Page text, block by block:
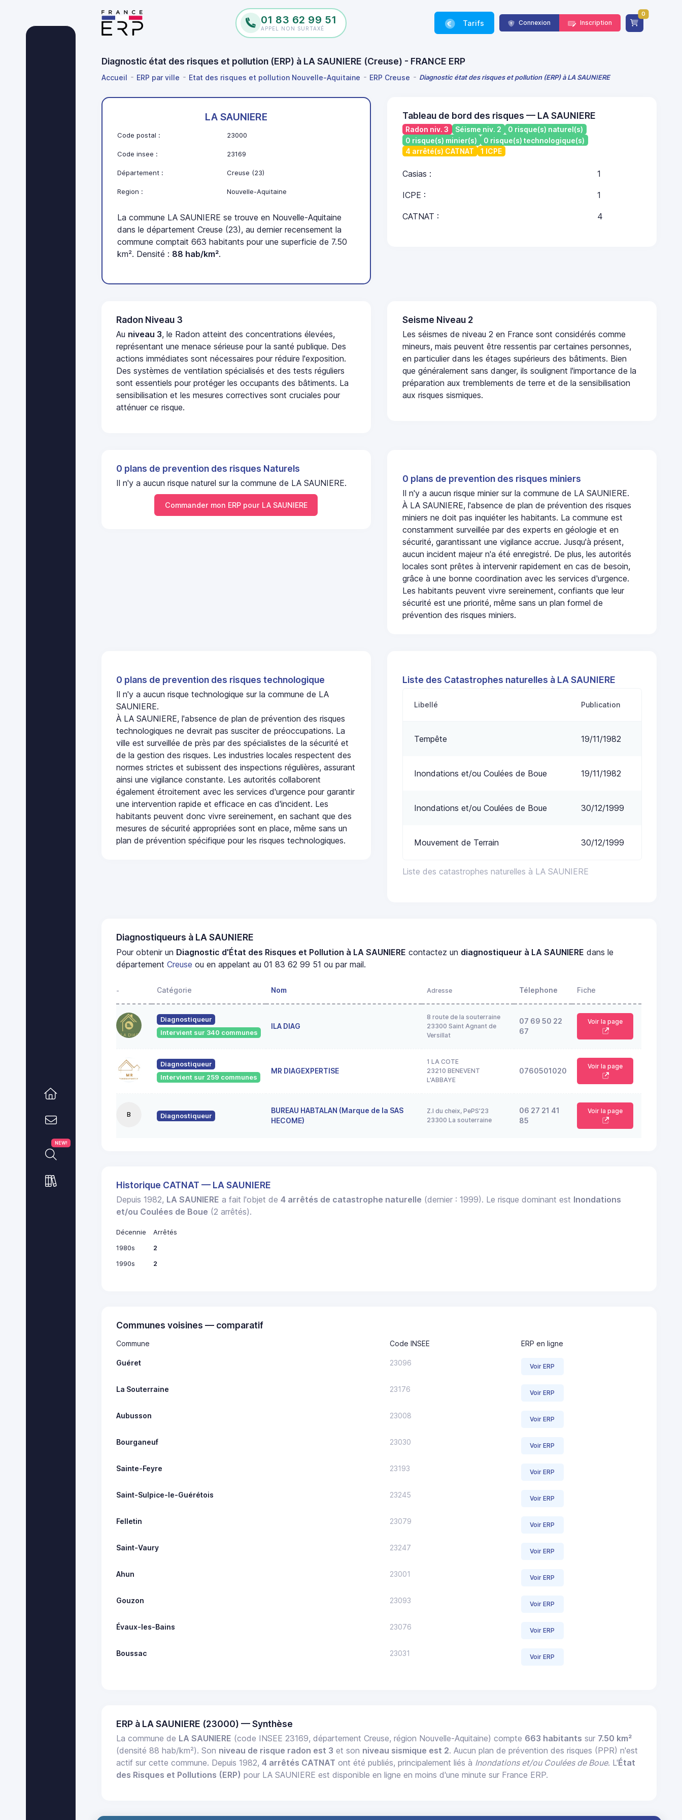
01 83 62 99 51
APPEL NON SURTAXÉ
Tarifs Connexion Inscription
0
Diagnostic état des risques et pollution (ERP) à LA SAUNIERE (Creuse) - FRANCE ERP
Accueil ERP par ville Etat des risques et pollution Nouvelle-Aquitaine ERP Creuse Diagnostic état des risques et pollution (ERP) à LA SAUNIERE
NEW!
LA SAUNIERE
Code postal : 23000
Code insee : 23169
Département : Creuse (23)
Region : Nouvelle-Aquitaine
La commune LA SAUNIERE se trouve en Nouvelle-Aquitaine
dans le département Creuse (23), au dernier recensement la
commune comptait 663 habitants pour une superficie de 7.50
km². Densité : 88 hab/km².
Tableau de bord des risques — LA SAUNIERE
Radon niv. 3 Séisme niv. 2
0 risque(s) naturel(s)
0 risque(s) minier(s)
0 risque(s) technologique(s)
4 arrêté(s) CATNAT
1 ICPE
Casias : 1
ICPE : 1
CATNAT : 4
Radon Niveau 3
Au niveau 3, le Radon atteint des concentrations élevées,
représentant une menace sérieuse pour la santé publique. Des
actions immédiates sont nécessaires pour réduire l'exposition.
Des systèmes de ventilation spécialisés et des tests réguliers
sont essentiels pour protéger les occupants des bâtiments. La
sensibilisation et les mesures correctives sont cruciales pour
atténuer ce risque.
Seisme Niveau 2
Les séismes de niveau 2 en France sont considérés comme
mineurs, mais peuvent être ressentis par certaines personnes,
en particulier dans les étages supérieurs des bâtiments. Bien
que généralement sans danger, ils soulignent l'importance de la
préparation aux tremblements de terre et de la sensibilisation
aux risques sismiques.
0 plans de prevention des risques Naturels
Il n'y a aucun risque naturel sur la commune de LA SAUNIERE.
Commander mon ERP pour LA SAUNIERE
0 plans de prevention des risques miniers
Il n'y a aucun risque minier sur la commune de LA SAUNIERE.
À LA SAUNIERE, l'absence de plan de prévention des risques
miniers ne doit pas inquiéter les habitants. La commune est
constamment surveillée par des experts en géologie et en
sécurité, garantissant une vigilance accrue. Jusqu'à présent,
aucun incident majeur n'a été enregistré. De plus, les autorités
locales sont prêtes à intervenir rapidement en cas de besoin,
grâce à une bonne coordination avec les services d'urgence.
Les habitants peuvent vivre sereinement, confiants que leur
sécurité est une priorité, même sans un plan formel de
prévention des risques miniers.
0 plans de prevention des risques technologique
Il n'y a aucun risque technologique sur la commune de LA
SAUNIERE.
À LA SAUNIERE, l'absence de plan de prévention des risques
technologiques ne devrait pas susciter de préoccupations. La
ville est surveillée de près par des spécialistes de la sécurité et
de la gestion des risques. Les industries locales respectent des
normes strictes et subissent des inspections régulières, assurant
ainsi une vigilance constante. Les autorités collaborent
également étroitement avec les services d'urgence pour garantir
une intervention rapide et efficace en cas d'incident. Les
habitants peuvent donc vivre sereinement, en sachant que des
mesures de sécurité appropriées sont en place, même sans un
plan de prévention spécifique pour les risques technologiques.
Liste des Catastrophes naturelles à LA SAUNIERE
Liste des catastrophes naturelles à LA SAUNIERE
Libellé Publication
Tempête 19/11/1982
Inondations et/ou Coulées de Boue 19/11/1982
Inondations et/ou Coulées de Boue 30/12/1999
Mouvement de Terrain 30/12/1999
Diagnostiqueurs à LA SAUNIERE
Pour obtenir un Diagnostic d'État des Risques et Pollution à LA SAUNIERE contactez un diagnostiqueur à LA SAUNIERE dans le
départementCreuse ou en appelant au 01 83 62 99 51 ou par mail.
- Catégorie Nom Adresse Télephone Fiche
Diagnostiqueur
Intervient sur 340 communes
ILA DIAG
8 route de la souterraine
23300 Saint Agnant de
Versillat
07 69 50 22
67
Voir la page
Diagnostiqueur
Intervient sur 259 communes
MR DIAGEXPERTISE
1 LA COTE
23210 BENEVENT
L'ABBAYE
0760501020
Voir la page
B Diagnostiqueur
BUREAU HABTALAN (Marque de la SAS
HECOME)
Z.I du cheix, PePS'23
23300 La souterraine
06 27 21 41
85
Voir la page
Historique CATNAT — LA SAUNIERE
Depuis 1982, LA SAUNIERE a fait l'objet de4 arrêtés de catastrophe naturelle (dernier : 1999). Le risque dominant est Inondations
et/ou Coulées de Boue (2 arrêtés).
Décennie
Arrêtés
1980s
2
1990s
2
Communes voisines — comparatif
Commune Code INSEE ERP en ligne
Guéret 23096 Voir ERP
La Souterraine 23176 Voir ERP
Aubusson 23008 Voir ERP
Bourganeuf 23030 Voir ERP
Sainte-Feyre 23193 Voir ERP
Saint-Sulpice-le-Guérétois 23245 Voir ERP
Felletin 23079 Voir ERP
Saint-Vaury 23247 Voir ERP
Ahun 23001 Voir ERP
Gouzon 23093 Voir ERP
Évaux-les-Bains 23076 Voir ERP
Boussac 23031 Voir ERP
ERP à LA SAUNIERE (23000) — Synthèse
La commune de LA SAUNIERE (code INSEE 23169, département Creuse, région Nouvelle-Aquitaine) compte 663 habitants sur 7.50 km²
(densité 88 hab/km²). Son niveau de risque radon est 3 et son niveau sismique est 2. Aucun plan de prévention des risques (PPR) n'est
actif sur cette commune. Depuis 1982,4 arrêtés CATNAT ont été publiés, principalement liés à Inondations et/ou Coulées de Boue. L'État
des Risques et Pollutions (ERP) pour LA SAUNIERE est disponible en ligne en moins d'une minute sur France ERP.